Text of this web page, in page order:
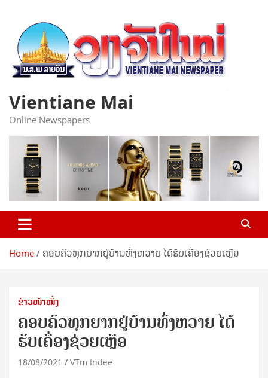
content
Vientiane Mai
Online Newspapers
Home ຄອບຄົວທຸກຍາກຢູ່ບ້ານທົ່ງຫວາຍ ໄດ້ຮັບເຄື່ອງຊ່ວຍເຫຼືອ
ຂ່າວໜ້າໜຶ່ງ
ຄອບຄົວທຸກຍາກຢູ່ບ້ານທົ່ງຫວາຍ ໄດ້
ຮັບເຄື່ອງຊ່ວຍເຫຼືອ
18/08/2021 VTm Indee